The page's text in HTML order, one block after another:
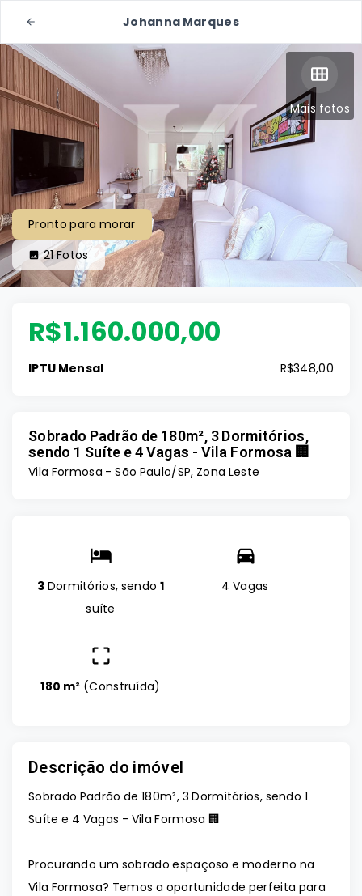
Johanna Marques
Mais fotos
Pronto para morar
21Fotos
R$1.160.000,00
IPTU Mensal R$348,00
Sobrado Padrão de 180m², 3 Dormitórios,
sendo 1 Suíte e 4 Vagas - Vila Formosa 🏢
Vila Formosa - São Paulo/SP, Zona Leste
3 Dormitórios, sendo 1
suíte
4 Vagas
180 m² (Construída)
Descrição do imóvel
Sobrado Padrão de 180m², 3 Dormitórios, sendo 1
Suíte e 4 Vagas - Vila Formosa 🏢
Procurando um sobrado espaçoso e moderno na
Vila Formosa? Temos a oportunidade perfeita para